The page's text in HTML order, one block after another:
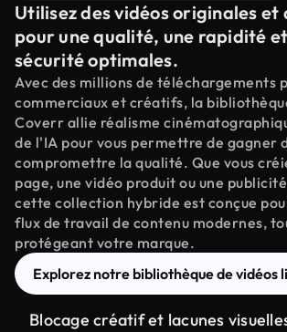
Utilisez des vidéos originales et
pour une qualité, une rapidité
sécurité optimales.
Avec des millions de téléchargements
commerciaux et créatifs, la
Coverr allie réalisme
de l'IA pour vous permettre de gagner
compromettre la qualité. Que vous
page, une vidéo produit ou une
cette collection hybride est conçue
flux de travail de contenu modernes,
protégeant votre marque.
Explorez notre bibliothèque de vidéos
Blocage créatif et lacunes